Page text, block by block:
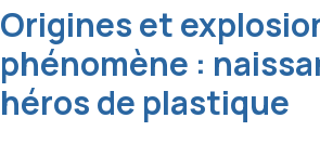
Origines et
phénomène :
héros de plastique